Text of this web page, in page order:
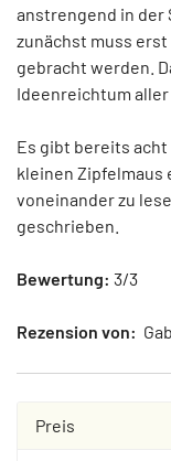
anstrengend in der
zunächst muss erst
gebracht werden.
Ideenreichtum
Es gibt bereits
kleinen Zipfelmaus
voneinander zu
geschrieben.
Bewertung: 3/3
Rezension von:
Preis